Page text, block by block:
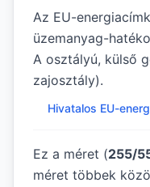
Az EU-
üzemanyag-
A osztályú, külső
zajosztály).
Hivatalos EU-
Ez a méret (255/
méret többek